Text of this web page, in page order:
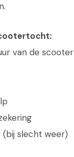
van de scooter
(bij slecht weer)